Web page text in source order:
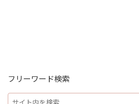
フリーワード検索